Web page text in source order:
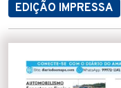
EDIÇÃO IMPRESSA